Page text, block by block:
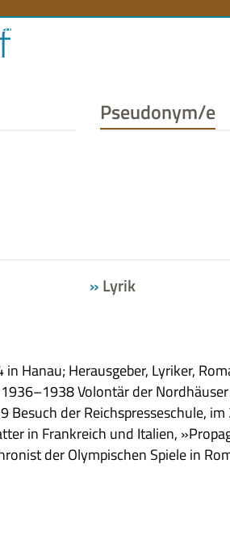
Thüringen
Pseudonym/e
Lyrik
Hanau; Her­aus­ge­ber, Lyri­ker,
Volon­tär der
Besuch der Reichs­pres­se­schule,
in Frank­reich und Ita­lien,
der Olym­pi­schen Spiele in